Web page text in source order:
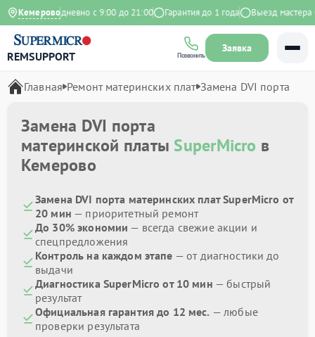
Кемерово
Ежедневно с 9:00 до 21:00 Гарантия до 1 года Выезд мастера
REMSUPPORT Позвонить
Заявка
Главная Ремонт материнских плат Замена DVI порта
Замена DVI порта
материнской платы SuperMicro в
Кемерово
Замена DVI порта материнских плат SuperMicro от
20 мин — приоритетный ремонт
До 30% экономии — всегда свежие акции и
спецпредложения
Контроль на каждом этапе — от диагностики до
выдачи
Диагностика SuperMicro от 10 мин — быстрый
результат
Официальная гарантия до 12 мес. — любые
проверки результата